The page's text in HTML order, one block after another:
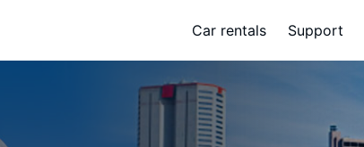
Car rentals Support